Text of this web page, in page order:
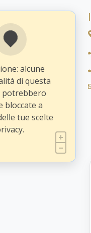
alcune
di questa
potrebbero
bloccate a
tue scelte